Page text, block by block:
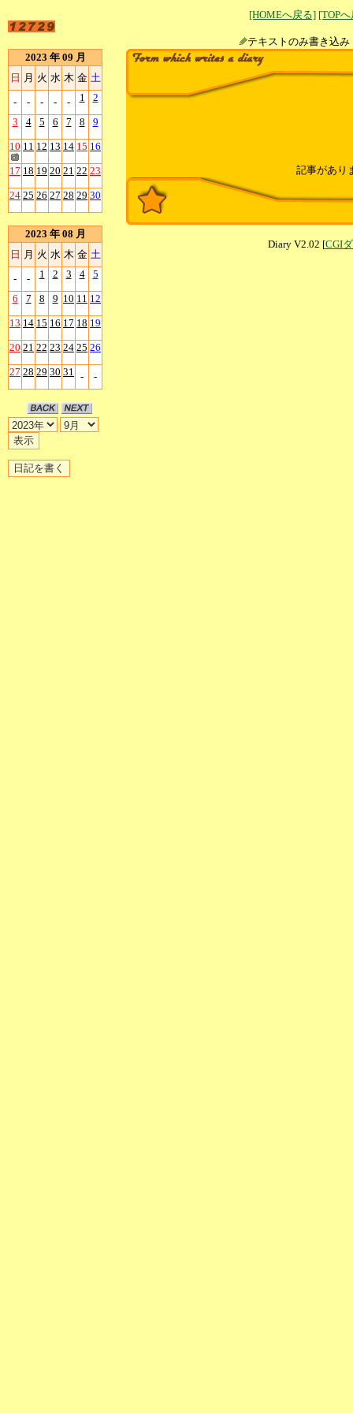
[HOMEへ戻る] [TOP
テキストのみ書
2023 年 09 月
日 月 火 水 木 金 土
- - - - - 1 2
3 4 5 6 7 8 9
10 11 12 13 14 15 16
17 18 19 20 21 22 23
24 25 26 27 28 29 30
2023 年 08 月
日 月 火 水 木 金 土
- - 1 2 3 4 5
6 7 8 9 10 11 12
13 14 15 16 17 18 19
20 21 22 23 24 25 26
27 28 29 30 31 - -
記事があり
Diary V2.02 [CGI